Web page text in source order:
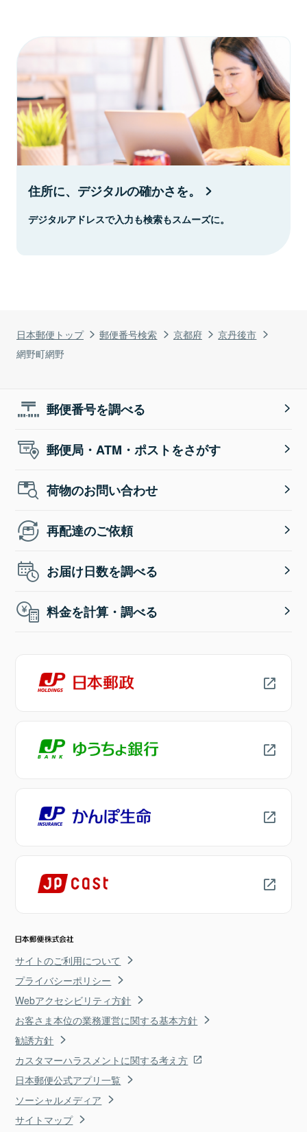
日本郵便トップ 郵便番号検索 京都府
京丹後市
網野町網野
住所に、デジタルの確かさを。
デジタルアドレスで入力も検索もスムーズに。
郵便番号を調べる
郵便局・ATM・ポストをさがす
荷物のお問い合わせ
再配達のご依頼
お届け日数を調べる
料金を計算・調べる
サイトのご利用について
プライバシーポリシー
Webアクセシビリティ方針
お客さま本位の業務運営に関する基本方針
勧誘方針
カスタマーハラスメントに関する考え方
日本郵便公式アプリ一覧
ソーシャルメディア
サイトマップ